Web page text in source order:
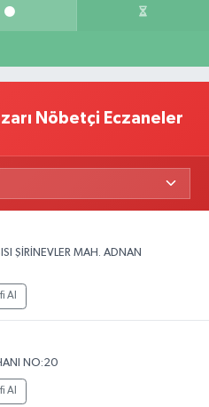
Nöbetçi Eczaneler
ŞİRİNEVLER MAH. ADNAN
Al
NO:20
Al